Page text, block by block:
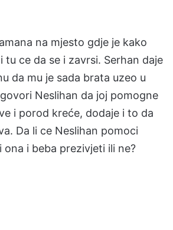
na mjesto gdje je kako
tu ce da se i zavrsi. Serhan daje
da mu je sada brata uzeo u
Neslihan da joj pomogne
i porod kreće, dodaje i to da
Da li ce Neslihan pomoci
ona i beba prezivjeti ili ne?